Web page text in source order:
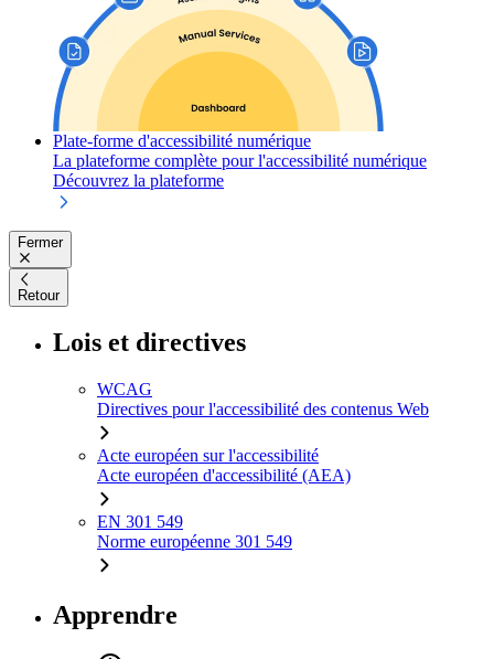
Plate-forme d'accessibilité numérique
La plateforme complète pour l'accessibilité numérique
Découvrez la plateforme
Fermer
Retour
Lois et directives
WCAG
Directives pour l'accessibilité des contenus Web
Acte européen sur l'accessibilité
Acte européen d'accessibilité (AEA)
EN 301 549
Norme européenne 301 549
Apprendre